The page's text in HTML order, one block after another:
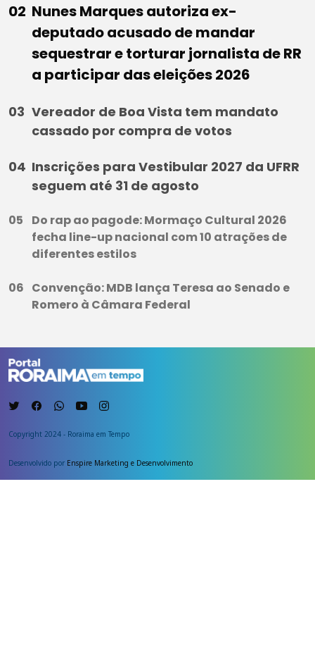
Nunes Marques autoriza ex-
deputado acusado de mandar
sequestrar e torturar jornalista de RR
a participar das eleições 2026
Vereador de Boa Vista tem mandato
cassado por compra de votos
Inscrições para Vestibular 2027 da UFRR
seguem até 31 de agosto
Do rap ao pagode: Mormaço Cultural 2026
fecha line-up nacional com 10 atrações de
diferentes estilos
Convenção: MDB lança Teresa ao Senado e
Romero à Câmara Federal
Copyright 2024 - Roraima em Tempo
Desenvolvido por Enspire Marketing e Desenvolvimento